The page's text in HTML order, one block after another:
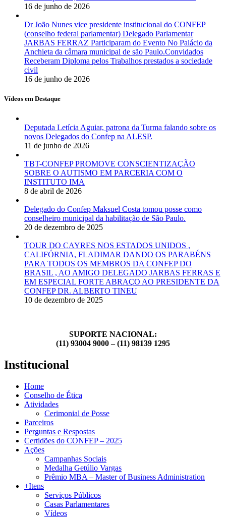
16 de junho de 2026
Dr João Nunes vice presidente institucional do CONFEP
(conselho federal parlamentar) Delegado Parlamentar
JARBAS FERRAZ Participaram do Evento No Palácio da
Anchieta da câmara municipal de são Paulo.Convidados
Receberam Diploma pelos Trabalhos prestados a sociedade
civil
16 de junho de 2026
Vídeos em Destaque
Deputada Letícia Aguiar, patrona da Turma falando sobre os
novos Delegados do Confep na ALESP.
11 de junho de 2026
TBT-CONFEP PROMOVE CONSCIENTIZAÇÃO
SOBRE O AUTISMO EM PARCERIA COM O
INSTITUTO IMA
8 de abril de 2026
Delegado do Confep Maksuel Costa tomou posse como
conselheiro municipal da habilitação de São Paulo.
20 de dezembro de 2025
TOUR DO CAYRES NOS ESTADOS UNIDOS ,
CALIFÓRNIA, FLADIMAR DANDO OS PARABÉNS
PARA TODOS OS MEMBROS DA CONFEP DO
BRASIL , AO AMIGO DELEGADO JARBAS FERRAS E
EM ESPECIAL FORTE ABRAÇO AO PRESIDENTE DA
CONFEP DR. ALBERTO TINEU
10 de dezembro de 2025
SUPORTE NACIONAL:
(11) 93004 9000 – (11) 98139 1295
Institucional
Home
Conselho de Ética
Atividades
Cerimonial de Posse
Parceiros
Perguntas e Respostas
Certidões do CONFEP – 2025
Ações
Campanhas Sociais
Medalha Getúlio Vargas
Prêmio MBA – Master of Business Administration
+Itens
Serviços Públicos
Casas Parlamentares
Vídeos